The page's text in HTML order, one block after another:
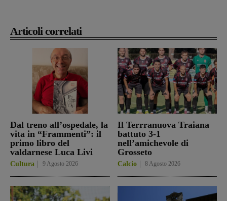
Articoli correlati
Dal treno all’ospedale, la
vita in “Frammenti”: il
primo libro del
valdarnese Luca Livi
Cultura 9 Agosto 2026
Il Terrranuova Traiana
battuto 3-1
nell’amichevole di
Grosseto
Calcio 8 Agosto 2026